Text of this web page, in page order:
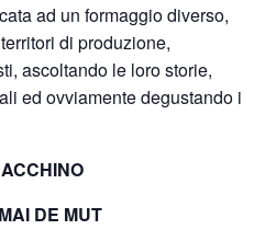
ad un formaggio diverso,
di produzione,
ascoltando le loro storie,
ed ovviamente degustando i
DE MUT